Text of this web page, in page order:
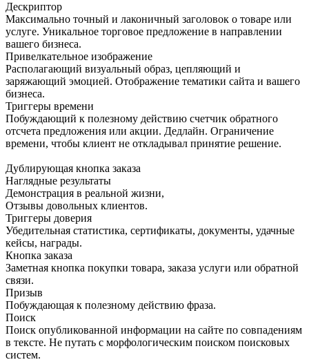
Дескриптор
Максимально точный и лаконичный заголовок о товаре или
услуге. Уникальное торговое предложение в направлении
вашего бизнеса.
Привелкательное изображение
Располагающий визуальный образ, цепляющий и
заряжающий эмоцией. Отображение тематики сайта и вашего
бизнеса.
Триггеры времени
Побуждающий к полезному действию счетчик обратного
отсчета предложения или акции. Дедлайн. Ограничение
времени, чтобы клиент не откладывал принятие решение.
Дублирующая кнопка заказа
Наглядные результаты
Демонстрация в реальной жизни,
Отзывы довольных клиентов.
Триггеры доверия
Убедительная статистика, сертификаты, документы, удачные
кейсы, награды.
Кнопка заказа
Заметная кнопка покупки товара, заказа услуги или обратной
связи.
Призыв
Побуждающая к полезному действию фраза.
Поиск
Поиск опубликованной информации на сайте по совпадениям
в тексте. Не путать с морфологическим поиском поисковых
систем.